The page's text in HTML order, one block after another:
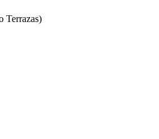
Terrazas)